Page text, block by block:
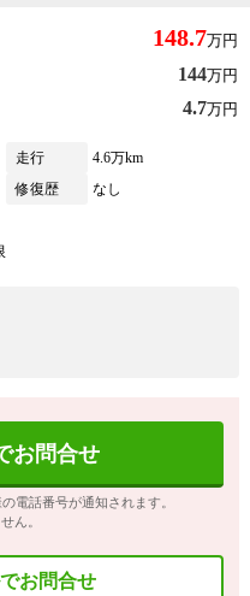
148.7万円
144万円
4.7万円
走行
4.6万km
修復歴
なし
お問合せ
電話番号が通知されます。
ん。
お問合せ